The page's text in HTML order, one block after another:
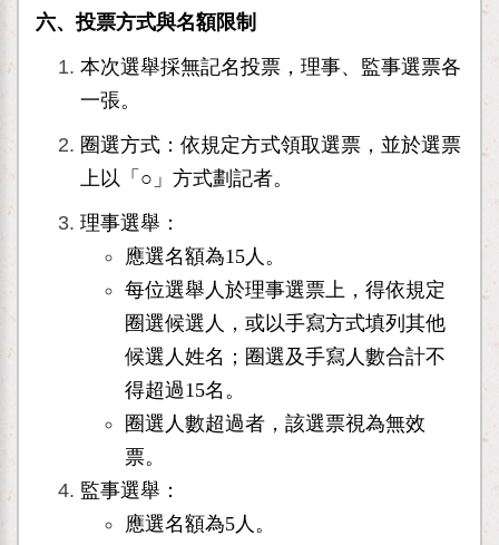
六、投票方式與名額限制
本次選舉採無記名投票，理事、監事選票各
一張。
圈選方式：依規定方式領取選票，並於選票
上以「○」方式劃記者。
理事選舉：
應選名額為15人。
每位選舉人於理事選票上，得依規定
圈選候選人，或以手寫方式填列其他
候選人姓名；圈選及手寫人數合計不
得超過15名。
圈選人數超過者，該選票視為無效
票。
監事選舉：
應選名額為5人。